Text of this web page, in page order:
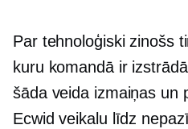
Par tehnoloģiski zinošs
kuru komandā ir
šāda veida izmaiņas un
Ecwid veikalu līdz